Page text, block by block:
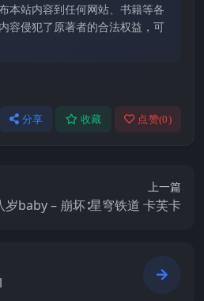
本站内容到任何网站、书籍等各
容侵犯了原著者的合法权益，可
分享 收藏 点赞(0)
上一篇
岁baby – 崩坏∶星穹铁道 卡芙卡